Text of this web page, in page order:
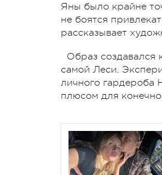
Яны было крайне
не боятся
рассказывает
Образ создавался
самой Леси.
личного гардероба
плюсом для